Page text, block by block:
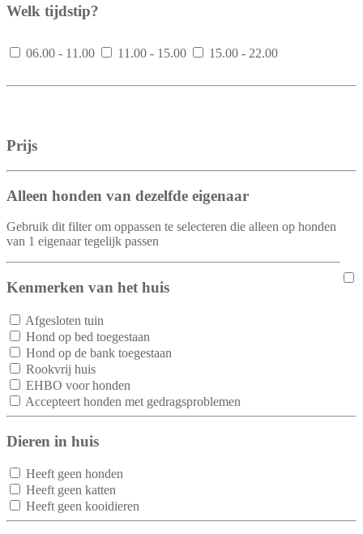
Welk tijdstip?
06.00 - 11.00 11.00 - 15.00 15.00 - 22.00
Prijs
Alleen honden van dezelfde eigenaar
Gebruik dit filter om oppassen te selecteren die alleen op honden
van 1 eigenaar tegelijk passen
Kenmerken van het huis
Afgesloten tuin
Hond op bed toegestaan
Hond op de bank toegestaan
Rookvrij huis
EHBO voor honden
Accepteert honden met gedragsproblemen
Dieren in huis
Heeft geen honden
Heeft geen katten
Heeft geen kooidieren